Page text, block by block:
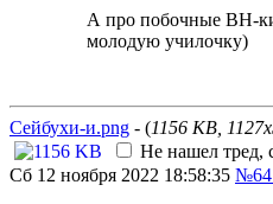
А про побочные ВН-
молодую училочку)
Сейбухи-и.png - (1156 KB,
Не нашел тред,
Сб 12 ноября 2022 18:58:35